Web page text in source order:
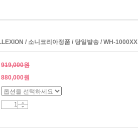
/ 소니코리아정품 / 당일발송 / WH-1000XX
919,000원
880,000원